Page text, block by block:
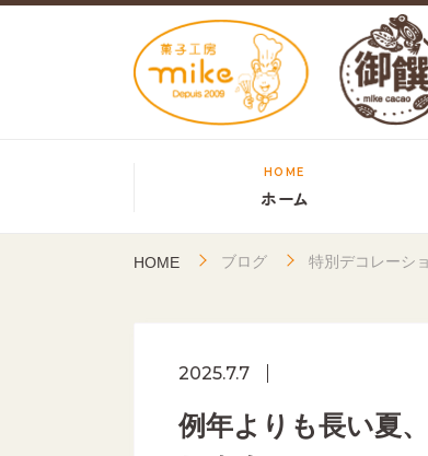
HOME
ホーム
HOME ブログ 特別デコレーシ
2025.7.7
例年よりも長い夏